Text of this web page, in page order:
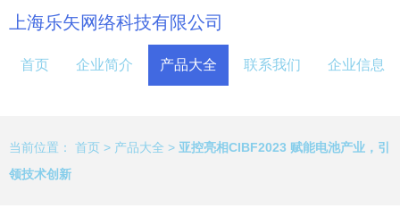
上海乐矢网络科技有限公司
首页 企业简介 产品大全 联系我们 企业信息
当前位置： 首页 > 产品大全 > 亚控亮相CIBF2023 赋能电池产业，引
领技术创新